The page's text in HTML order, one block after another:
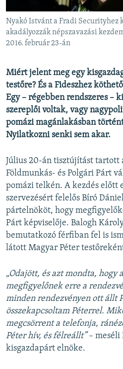
A MÚLT TANULSÁGAI
KÖVESSEN MINKET!
Valamennyi RFE/RL weboldal
Nyakó Istvánt a Fradi Securityhez
akadályozzák népszavazási
2016. február 23-án
Miért jelent meg egy
testőre? És a Fideszhez
Egy – régebben rendszeres –
szereplői voltak, vagy
pomázi magánlakásban
Nyilatkozni senki sem akar.
Július 20-án tisztújítást tartott
Földmunkás- és Polgári Párt
pomázi telkén. A kezdés előtt
szervezésért felelős Bíró
pártelnököt, hogy
Párt képviselője. Balogh
bemutatkozó férfiban fel is
látott Magyar Péter
„Odajött, és azt mondta, hogy
megfigyelőnek erre a
minden rendezvényen ott állt
összekapcsoltam Péterrel.
megcsörrent a telefonja,
Péter hív, és félreállt”– meséli
kisgazdapárt elnöke.